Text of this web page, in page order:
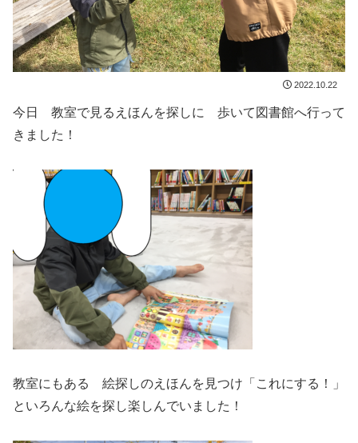
2022.10.22
今日 教室で見るえほんを探しに 歩いて図書館へ行って
きました！
教室にもある 絵探しのえほんを見つけ「これにする！」
といろんな絵を探し楽しんでいました！